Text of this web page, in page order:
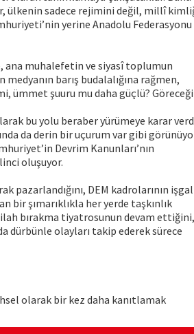
ülkenin sadece rejimini değil, millî
yerine Anadolu
ana muhalefetin ve siyasî toplumun
barış budalalığına rağmen,
ümmet şuuru mu daha güçlü?
bu yolu beraber yürümeye karar
da derin bir uçurum var gibi
Devrim Kanunları’nın
oluşuyor.
pazarlandığını, DEM kadrolarının işgal
bir şımarıklıkla her yerde taşkınlık
bırakma tiyatrosunun devam ettiğini,
dürbünle olayları takip ederek sürece
olarak bir kez daha kanıtlamak